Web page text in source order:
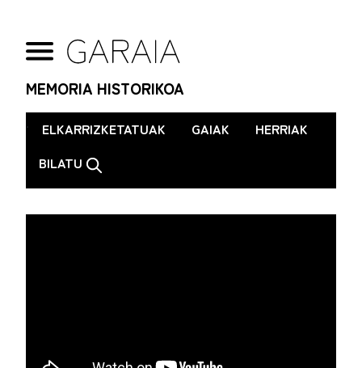
MEMORIA HISTORIKOA
. ELKARRIZKETATUAK GAIAK
HERRIAK
BILATU